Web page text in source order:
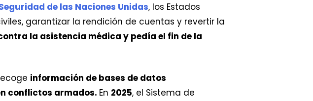
de las Naciones Unidas, los Estados
garantizar la rendición de cuentas y revertir la
la asistencia médica y pedía el fin de la
información de bases de datos
conflictos armados. En 2025, el Sistema de